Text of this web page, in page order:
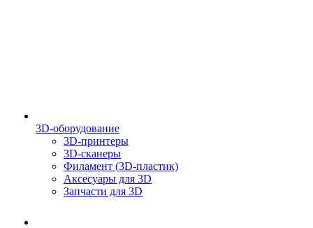
3D-оборудование
3D-принтеры
3D-сканеры
Филамент (3D-пластик)
Аксесуары для 3D
Запчасти для 3D